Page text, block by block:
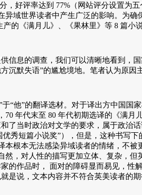
，好评率达到 77%（网站评分设置为
异域世界读者中产生广泛的影响。为
的《满月儿》、《果林里》等 8 篇
息的调查，我们可以清晰地看到，
沉默失语”的尴尬境地。笔者认为原因
“他”的翻译选材。对于译出方中国国
70 年代末至 80 年代初期选译的《满
了当时政治对文学的要求，属于政治
优秀短篇小说奖”），但是，这种书写
本根本无法感染异域读者的情绪，不
然，对人性的描写更加立体、复杂，
的作品时， 面对的障碍显而易见，
是说，文本内容并不符合英美读者的期